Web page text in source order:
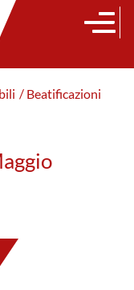
/ Beatificazioni